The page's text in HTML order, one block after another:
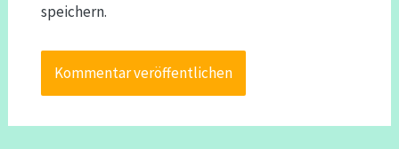
speichern.